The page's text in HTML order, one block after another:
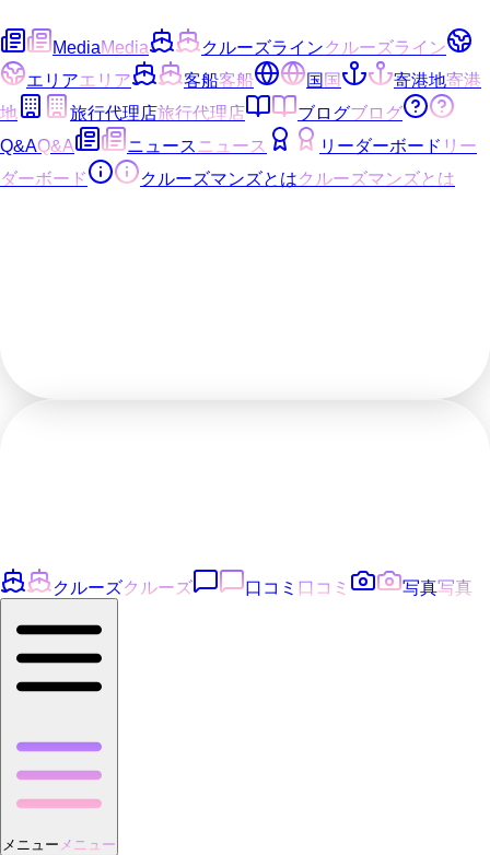
MediaMedia クルーズラインクルーズライン
エリアエリア 客船客船 国国 寄港地寄港
地
旅行代理店旅行代理店 ブログブログ
Q&AQ&A ニュース ニュース リーダーボード リー
ダーボード
クルーズマンズとはクルーズマンズとは
クルーズクルーズ 口コミ 口コミ 写真写真
メニュー メニュー